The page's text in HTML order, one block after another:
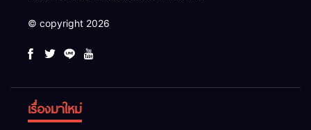
© copyright 2026
เรื่องมาใหม่